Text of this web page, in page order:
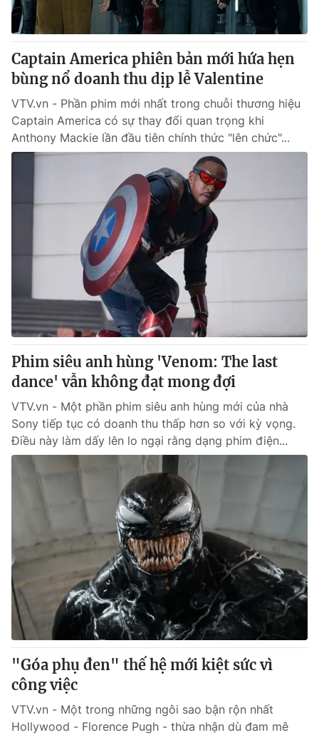
Thị trường 24h Tấm lòng Việt
VTV4 Vươn mình bằng AI
VTV9 VTV8
Liên hệ tòa soạn English
THỜI BÁO VTV
Theo dõi báo trên
Cơ quan chủ quản:Đài Truyền hình Việt Nam
Cơ quan báo chí:
Thời báo VTV
Giấy phép hoạt động báo in và báo điện tử số 483/GP-BTTTT
cấp ngày 29/12/2023
Tổng Biên tập: Vũ Thanh Thủy
Phó Tổng Biên tập:Nguyễn Thị Mỹ Hạnh, Phạm Quốc Thắng,
Nguyễn Trọng Ninh
Tổng đài VTV:024.38 355 931 - 024.38 355 932
Ðiện thoại Thời báo VTV: 024.66 897 897
Email:toasoan@vtv.vn
024-7300.7108
® Cấm sao chép dưới mọi hình thức nếu không có sự chấp
thuận bằng văn bản. Ghi rõ nguồn VTV.vn khi phát hành lại
thông tin từ website này.
Captain America phiên bản mới hứa hẹn
bùng nổ doanh thu dịp lễ Valentine
VTV.vn - Phần phim mới nhất trong chuỗi thương hiệu
Captain America có sự thay đổi quan trọng khi
Anthony Mackie lần đầu tiên chính thức "lên chức"...
Phim siêu anh hùng 'Venom: The last
dance' vẫn không đạt mong đợi
VTV.vn - Một phần phim siêu anh hùng mới của nhà
Sony tiếp tục có doanh thu thấp hơn so với kỳ vọng.
Điều này làm dấy lên lo ngại rằng dạng phim điện...
"Góa phụ đen" thế hệ mới kiệt sức vì
công việc
VTV.vn - Một trong những ngôi sao bận rộn nhất
Hollywood - Florence Pugh - thừa nhận dù đam mê